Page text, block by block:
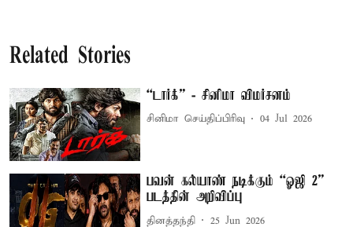
Related Stories
“டார்க்” - சினிமா விமர்சனம்
சினிமா செய்திப்பிரிவு 04 Jul 2026
பவன் கல்யாண் நடிக்கும் “ஓஜி 2”
படத்தின் அறிவிப்பு
தினத்தந்தி 25 Jun 2026